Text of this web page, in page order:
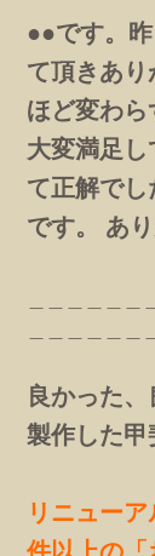
●●です。
て頂きあ
ほど変わ
大変満足
て正解で
です。 あ
良かった
製作した甲
リニュー